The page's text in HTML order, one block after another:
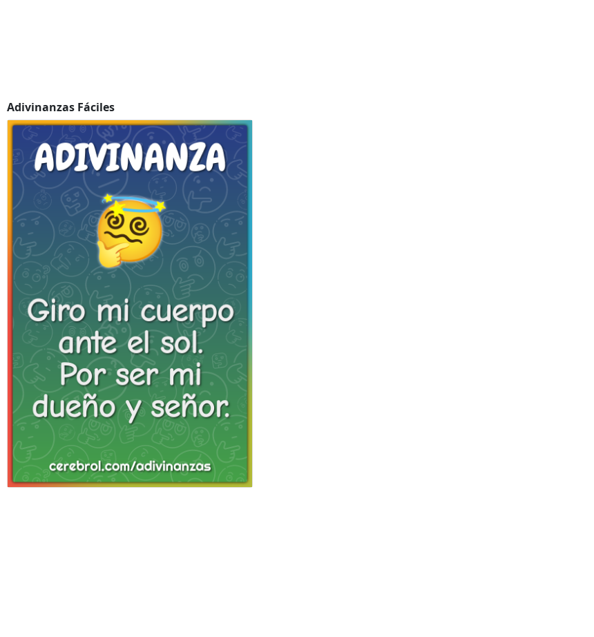
Adivinanzas Fáciles